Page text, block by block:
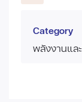
Category
พลังงานแล